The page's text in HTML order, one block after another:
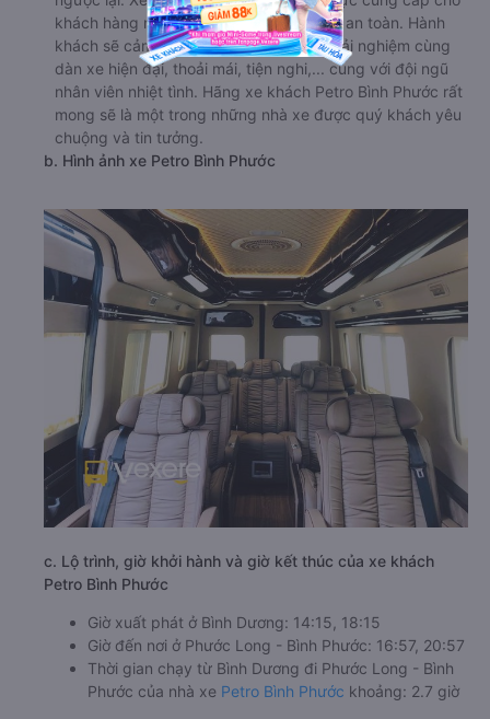
khách hàng những chuyến đi, thoải mái, an toàn. Hành
khách sẽ cảm thấy hài lòng với những trải nghiệm cùng
dàn xe hiện đại, thoải mái, tiện nghi,... cùng với đội ngũ
nhân viên nhiệt tình. Hãng xe khách Petro Bình Phước rất
mong sẽ là một trong những nhà xe được quý khách yêu
chuộng và tin tưởng.
b. Hình ảnh xe Petro Bình Phước
c. Lộ trình, giờ khởi hành và giờ kết thúc của xe khách
Petro Bình Phước
Giờ xuất phát ở Bình Dương: 14:15, 18:15
Giờ đến nơi ở Phước Long - Bình Phước: 16:57, 20:57
Thời gian chạy từ Bình Dương đi Phước Long - Bình
Phước của nhà xe Petro Bình Phước khoảng: 2.7 giờ